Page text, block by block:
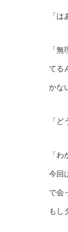
「
「
てる
かな
「
「
今回
で会
もし